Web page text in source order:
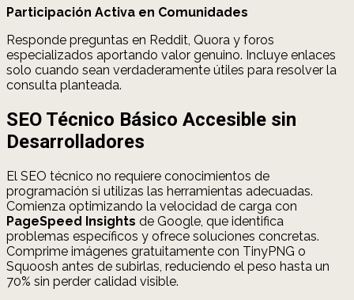
Participación Activa en Comunidades
Responde preguntas en Reddit, Quora y foros
especializados aportando valor genuino. Incluye enlaces
solo cuando sean verdaderamente útiles para resolver la
consulta planteada.
SEO Técnico Básico Accesible sin
Desarrolladores
El SEO técnico no requiere conocimientos de
programación si utilizas las herramientas adecuadas.
Comienza optimizando la velocidad de carga con
PageSpeed Insights de Google, que identifica
problemas específicos y ofrece soluciones concretas.
Comprime imágenes gratuitamente con TinyPNG o
Squoosh antes de subirlas, reduciendo el peso hasta un
70% sin perder calidad visible.